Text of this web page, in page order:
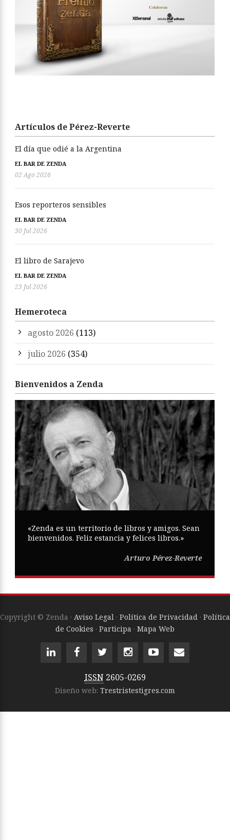
Artículos de Pérez-Reverte
El día que odié a la Argentina
EL BAR DE ZENDA
02 Ago 2026
Esos reporteros sensibles
EL BAR DE ZENDA
30 Jul 2026
El libro de Sarajevo
EL BAR DE ZENDA
23 Jul 2026
Hemeroteca
agosto 2026 (113)
julio 2026 (354)
Bienvenidos a Zenda
«Zenda es un territorio de libros y amigos. Sean
bienvenidos. Feliz estancia y felices libros.»
Arturo Pérez-Reverte
Copyright © Zenda · Aviso Legal · Política de Privacidad · Política
de Cookies · Participa · Mapa Web
ISSN 2605-0269
Diseño web: Trestristestigres.com